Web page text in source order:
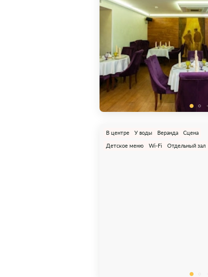
В центре У воды Веранда
Сцена
Детское меню
Wi-Fi Отдельный зал